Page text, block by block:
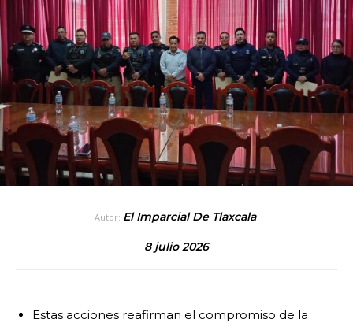
Autor: El Imparcial De Tlaxcala
8 julio 2026
Estas acciones reafirman el compromiso de la